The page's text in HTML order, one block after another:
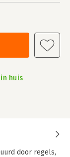
huis
door regels,